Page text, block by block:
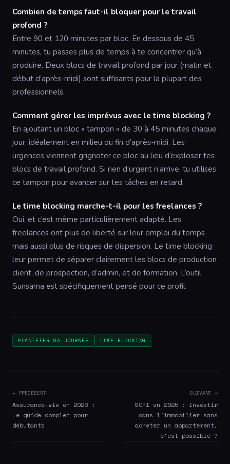
Combien de temps faut-il bloquer pour le travail
profond ?
Entre 90 et 120 minutes par bloc. En dessous de 45
minutes, tu passes plus de temps à te concentrer qu’à
produire. Deux blocs de travail profond par jour (matin et
début d’après-midi) sont suffisants pour la plupart des
professionnels.
Comment gérer les imprévus avec le time blocking ?
En ajoutant un bloc « tampon » de 30 à 45 minutes chaque
jour, idéalement en milieu ou fin d’après-midi. Les
urgences viennent grignoter ce bloc au lieu d’exploser tes
blocs de travail profond. Si rien d’urgent n’arrive, tu utilises
ce tampon pour avancer sur tes tâches en retard.
Le time blocking marche-t-il pour les freelances ?
Oui, et c’est même particulièrement adapté. Les
freelances ont plus de liberté sur leur emploi du temps
mais aussi plus de risques de dispersion. Le time blocking
leur permet de séparer clairement les blocs de production
client, de prospection, d’admin, et de formation. L’outil
Sunsama est spécifiquement pensé pour ce profil.
PLANIFIER SA JOURNÉE TIME BLOCKING
← PRÉCÉDENT
Assurance-vie en 2026 :
Le guide complet pour
débutants
SUIVANT →
SCPI en 2026 : investir
dans l'immobilier sans
acheter un appartement,
c'est possible ?